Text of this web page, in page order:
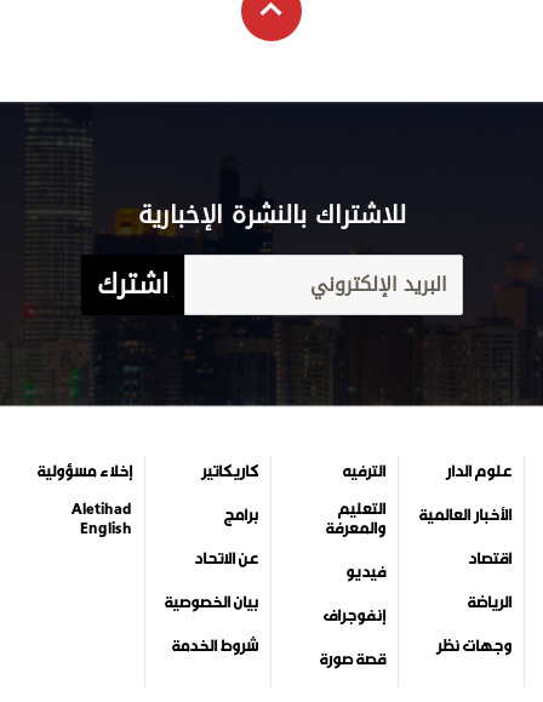
للاشتراك بالنشرة الإخبارية
اشترك
علوم الدار
الأخبار العالمية
اقتصاد
الرياضة
وجهات نظر
الترفيه
التعليم
والمعرفة
فيديو
إنفوجراف
قصة صورة
كاريكاتير
برامج
عن الاتحاد
بيان الخصوصية
شروط الخدمة
إخلاء مسؤولية
Aletihad
English